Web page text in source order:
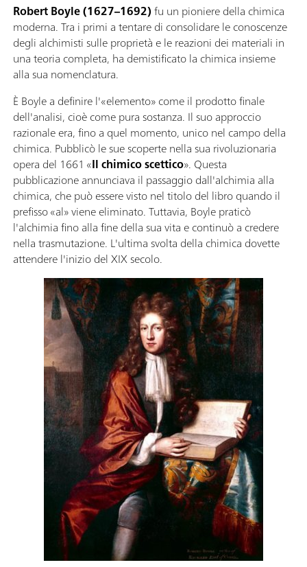
Robert Boyle (1627–1692)fu un pioniere della chimica
moderna. Tra i primi a tentare di consolidare le conoscenze
degli alchimisti sulle proprietà e le reazioni dei materiali in
una teoria completa, ha demistificato la chimica insieme
alla sua nomenclatura.
È Boyle a definire l'«elemento» come il prodotto finale
dell'analisi, cioè come pura sostanza. Il suo approccio
razionale era, fino a quel momento, unico nel campo della
chimica. Pubblicò le sue scoperte nella sua rivoluzionaria
opera del 1661 «Il chimico scettico». Questa
pubblicazione annunciava il passaggio dall'alchimia alla
chimica, che può essere visto nel titolo del libro quando il
prefisso «al» viene eliminato. Tuttavia, Boyle praticò
l'alchimia fino alla fine della sua vita e continuò a credere
nella trasmutazione. L'ultima svolta della chimica dovette
attendere l'inizio del XIX secolo.